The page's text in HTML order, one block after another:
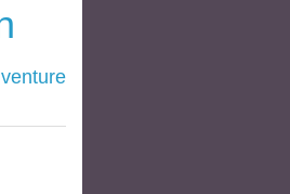
venture